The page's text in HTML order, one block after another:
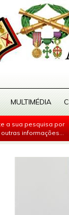
MULTIMÉDIA
a sua pesquisa por
informações...